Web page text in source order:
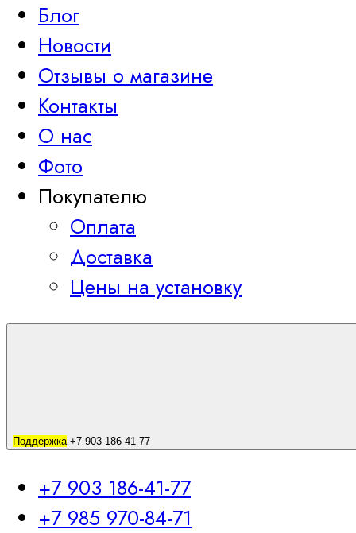
Блог
Новости
Отзывы о магазине
Контакты
О нас
Фото
Покупателю
Оплата
Доставка
Цены на установку
Поддержка +7 903 186-41-77
+7 903 186-41-77
+7 985 970-84-71